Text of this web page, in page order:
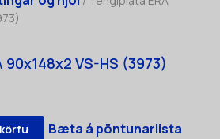
VS-HS (3973)
Bæta á pöntunarlista